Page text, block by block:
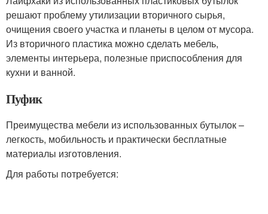
решают проблему утилизации вторичного сырья,
очищения своего участка и планеты в целом от мусора.
Из вторичного пластика можно сделать мебель,
элементы интерьера, полезные приспособления для
кухни и ванной.
Пуфик
Преимущества мебели из использованных бутылок –
легкость, мобильность и практически бесплатные
материалы изготовления.
Для работы потребуется: